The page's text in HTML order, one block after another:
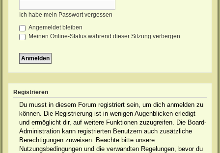
Ich habe mein Passwort vergessen
Angemeldet bleiben
Meinen Online-Status während dieser Sitzung verbergen
Registrieren
Du musst in diesem Forum registriert sein, um dich anmelden zu
können. Die Registrierung ist in wenigen Augenblicken erledigt
und ermöglicht dir, auf weitere Funktionen zuzugreifen. Die Board-
Administration kann registrierten Benutzern auch zusätzliche
Berechtigungen zuweisen. Beachte bitte unsere
Nutzungsbedingungen und die verwandten Regelungen, bevor du